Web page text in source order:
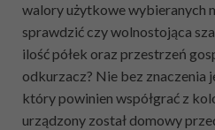
walory użytkowe wybieranych
sprawdzić czy wolnostojąca
ilość półek oraz przestrzeń
odkurzacz? Nie bez znaczenia
który powinien współgrać z
urządzony został domowy